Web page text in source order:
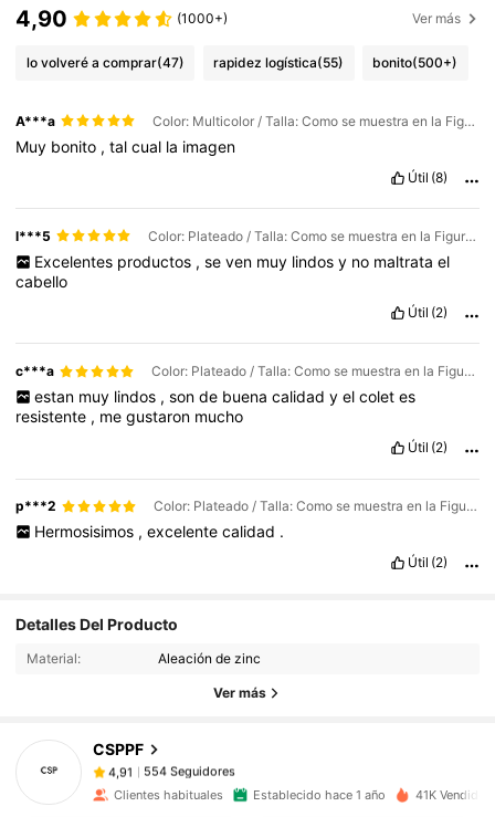
4,90 (1000+) Ver más
lo volveré a comprar(47) rapidez logística(55) bonito(500+)
A***a Color: Multicolor / Talla: Como se muestra en la Figura 7
Muy bonito ,talcual la imagen
Útil (8)
l***5 Color: Plateado / Talla: Como se muestra en la Figura 7
Excelentes productos , se ven muy lindos y no maltrata el
cabello
Útil (2)
c***a Color: Plateado / Talla: Como se muestra en la Figura 7
estan muy lindos , son de buena calidad y el colet es
resistente , megustaron mucho
Útil (2)
p***2 Color: Plateado / Talla: Como se muestra en la Figura 6
Hermosisimos , excelente calidad .
Útil (2)
Detalles Del Producto
Material: Aleación de zinc
Ver más
CSPPF
4,91
554 Seguidores
y***ypagóHace 1 día
Clientes habituales Establecido hace 1 año 41K Vendido